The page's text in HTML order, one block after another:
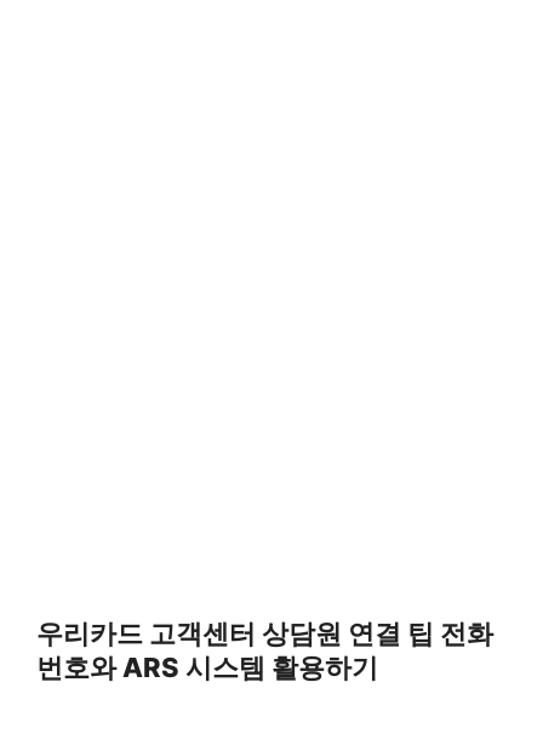
우리카드 고객센터 상담원 연결 팁 전화
번호와 ARS 시스템 활용하기